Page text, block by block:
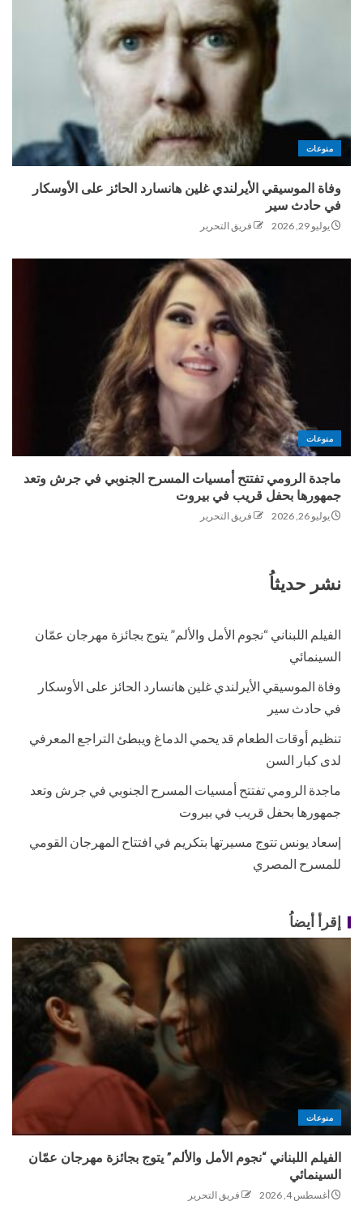
منوعات
وفاة الموسيقي الأيرلندي غلين هانسارد الحائز على الأوسكار
في حادث سير
يوليو 29, 2026 فريق التحرير
منوعات
ماجدة الرومي تفتتح أمسيات المسرح الجنوبي في جرش وتعد
جمهورها بحفل قريب في بيروت
يوليو 26, 2026 فريق التحرير
نشر حديثاُ
الفيلم اللبناني “نجوم الأمل والألم” يتوج بجائزة مهرجان عمّان
السينمائي
وفاة الموسيقي الأيرلندي غلين هانسارد الحائز على الأوسكار
في حادث سير
تنظيم أوقات الطعام قد يحمي الدماغ ويبطئ التراجع المعرفي
لدى كبار السن
ماجدة الرومي تفتتح أمسيات المسرح الجنوبي في جرش وتعد
جمهورها بحفل قريب في بيروت
إسعاد يونس تتوج مسيرتها بتكريم في افتتاح المهرجان القومي
للمسرح المصري
إقرأ أيضاُ
منوعات
الفيلم اللبناني “نجوم الأمل والألم” يتوج بجائزة مهرجان عمّان
السينمائي
أغسطس 4, 2026 فريق التحرير